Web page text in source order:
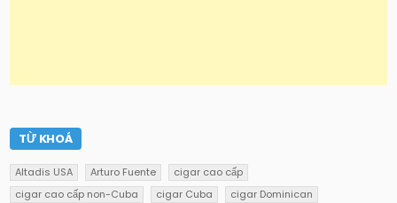
TỪ KHOÁ
Altadis USA Arturo Fuente
cigar cao cấp
cigar cao cấp non-Cuba
cigar Cuba
cigar Dominican